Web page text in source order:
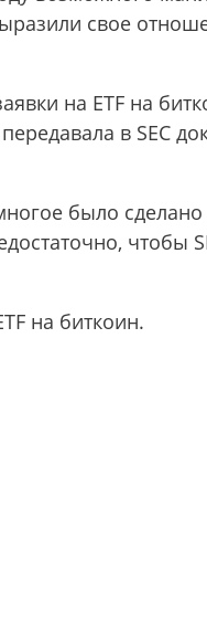
свое
на ETF на
в SEC
было
на биткоин.